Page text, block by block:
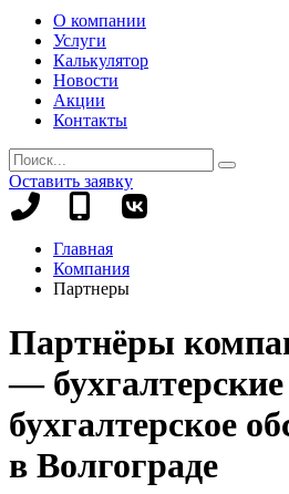
О компании
Услуги
Калькулятор
Новости
Акции
Контакты
Оставить заявку
+7
+7
695-
70-
99
Главная
Компания
Партнеры
Партнёры
—
бухгалтерское
в Волгограде